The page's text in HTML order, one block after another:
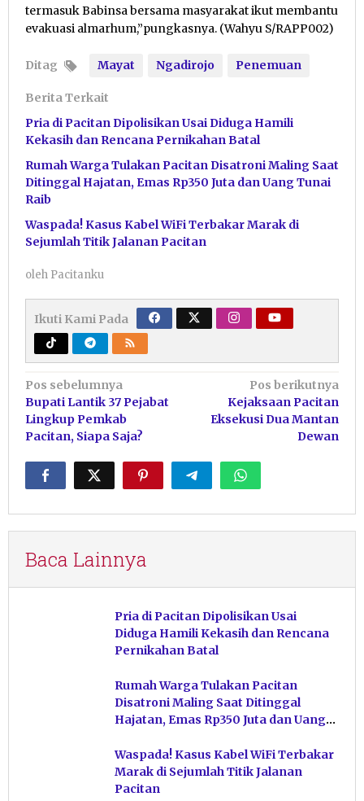
termasuk Babinsa bersama masyarakat ikut membantu
evakuasi almarhum,”pungkasnya. (Wahyu S/RAPP002)
Ditag Mayat Ngadirojo Penemuan
Berita Terkait
Pria di Pacitan Dipolisikan Usai Diduga Hamili
Kekasih dan Rencana Pernikahan Batal
Rumah Warga Tulakan Pacitan Disatroni Maling Saat
Ditinggal Hajatan, Emas Rp350 Juta dan Uang Tunai
Raib
Waspada! Kasus Kabel WiFi Terbakar Marak di
Sejumlah Titik Jalanan Pacitan
oleh Pacitanku
Ikuti Kami Pada
Navigasi
pos
Pos sebelumnya
Bupati Lantik 37 Pejabat
Lingkup Pemkab
Pacitan, Siapa Saja?
Pos berikutnya
Kejaksaan Pacitan
Eksekusi Dua Mantan
Dewan
Baca Lainnya
Pria di Pacitan Dipolisikan Usai
Diduga Hamili Kekasih dan Rencana
Pernikahan Batal
Rumah Warga Tulakan Pacitan
Disatroni Maling Saat Ditinggal
Hajatan, Emas Rp350 Juta dan Uang
Waspada! Kasus Kabel WiFi Terbakar
Marak di Sejumlah Titik Jalanan
Pacitan